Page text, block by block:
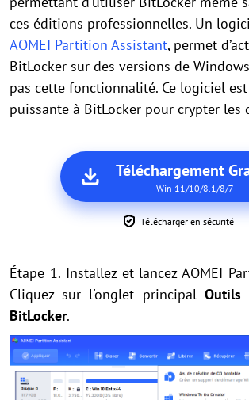
ces éditions professionnelles. Un
AOMEI Partition Assistant, permet
BitLocker sur des versions de
pas cette fonctionnalité. Ce logiciel
puissante à BitLocker pour crypter les
Téléchargement
Win 11/10/8.1/8/7
Télécharger en sécurité
Étape 1. Installez et lancez AOMEI
Cliquez sur l'onglet principal Outils
BitLocker.